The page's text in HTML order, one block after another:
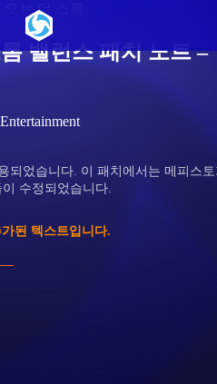
오브 더 스톰
밸런스 패치 노트 –
되었습니다. 이 패치에서는 메피스
수정되었습니다.
된 텍스트입니다.